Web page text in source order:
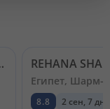
& SPA 5*
Египет, Шарм-
8.8 2 сен, 7